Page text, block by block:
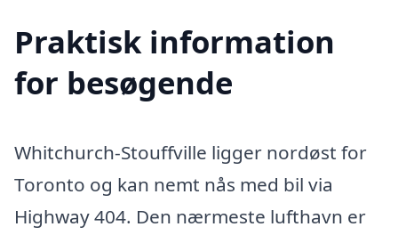
Praktisk information
for besøgende
Whitchurch-Stouffville ligger nordøst for
Toronto og kan nemt nås med bil via
Highway 404. Den nærmeste lufthavn er